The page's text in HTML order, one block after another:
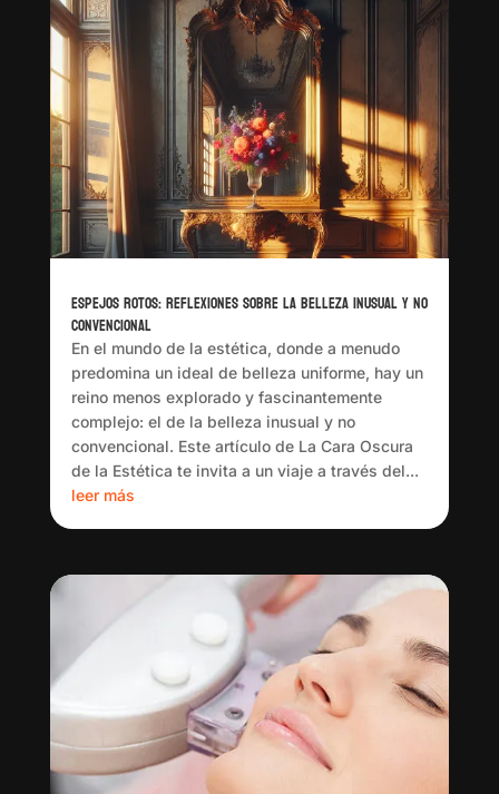
Espejos Rotos: Reflexiones sobre la Belleza Inusual y no
Convencional
En el mundo de la estética, donde a menudo
predomina un ideal de belleza uniforme, hay un
reino menos explorado y fascinantemente
complejo: el de la belleza inusual y no
convencional. Este artículo de La Cara Oscura
de la Estética te invita a un viaje a través del...
leer más